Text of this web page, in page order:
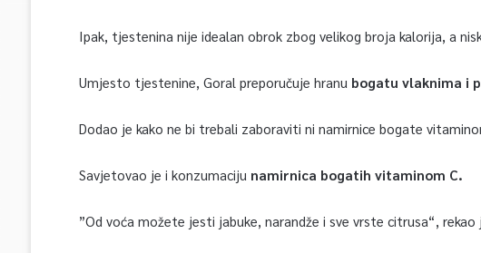
Ipak, tjestenina nije idealan obrok zbog velikog broja kalorija, a
Umjesto tjestenine, Goral preporučuje hranu bogatu vlaknima i
Dodao je kako ne bi trebali zaboraviti ni namirnice bogate
Savjetovao je i konzumaciju namirnica bogatih vitaminom C.
”Od voća možete jesti jabuke, narandže i sve vrste citrusa“, rekao